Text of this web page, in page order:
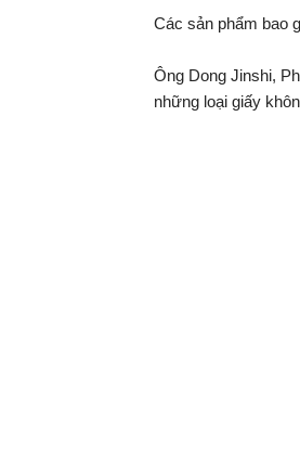
Các sản phẩm bao
Ông Dong Jinshi,
những loại giấy